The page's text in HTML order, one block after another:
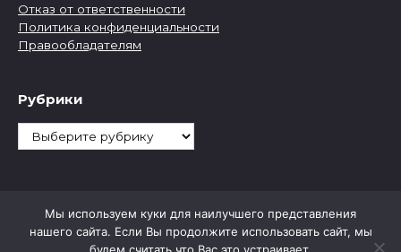
Отказ от ответственности
Политика конфиденциальности
Правообладателям
Рубрики
Рубрики
Мы используем куки для наилучшего представления
нашего сайта. Если Вы продолжите использовать сайт, мы